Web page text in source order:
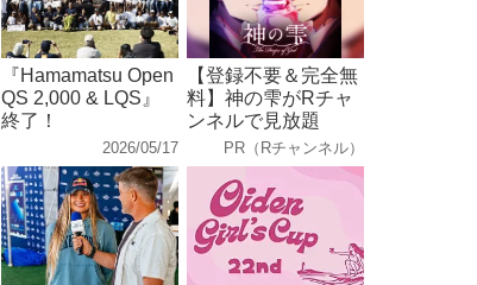
『Hamamatsu Open
QS 2,000 & LQS』
終了！
2026/05/17
【登録不要＆完全無
料】神の雫がRチャ
ンネルで見放題
PR（Rチャンネル）